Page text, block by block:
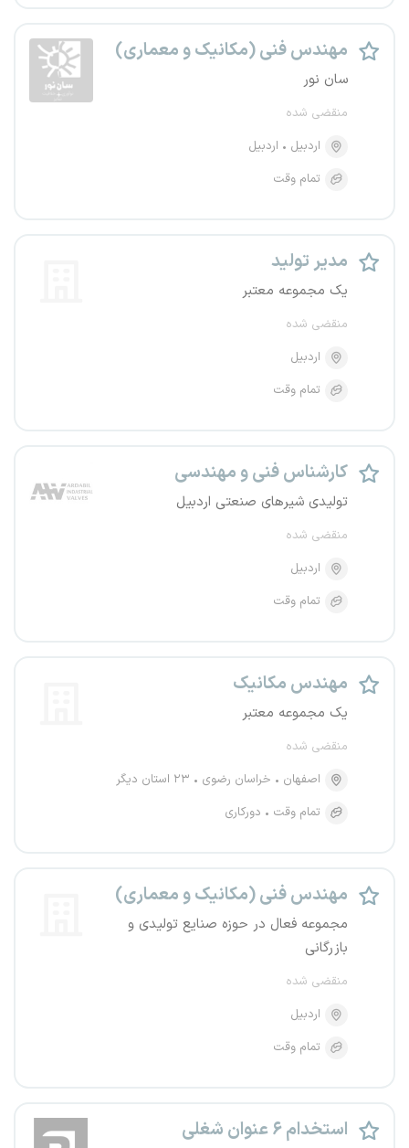
مهندس فنی (مکانیک و معماری)
سان نور
منقضی شده
اردبیل
اردبیل
تمام وقت
مدیر تولید
یک مجموعه معتبر
منقضی شده
اردبیل
تمام وقت
کارشناس فنی و مهندسی
تولیدی شیرهای صنعتی اردبیل
منقضی شده
اردبیل
تمام وقت
مهندس مکانیک
یک مجموعه معتبر
منقضی شده
اصفهان
خراسان رضوی
۲۳ استان دیگر
تمام وقت
دورکاری
مهندس فنی (مکانیک و معماری)
مجموعه فعال در حوزه صنایع تولیدی و
بازرگانی
منقضی شده
اردبیل
تمام وقت
استخدام ۶ عنوان شغلی